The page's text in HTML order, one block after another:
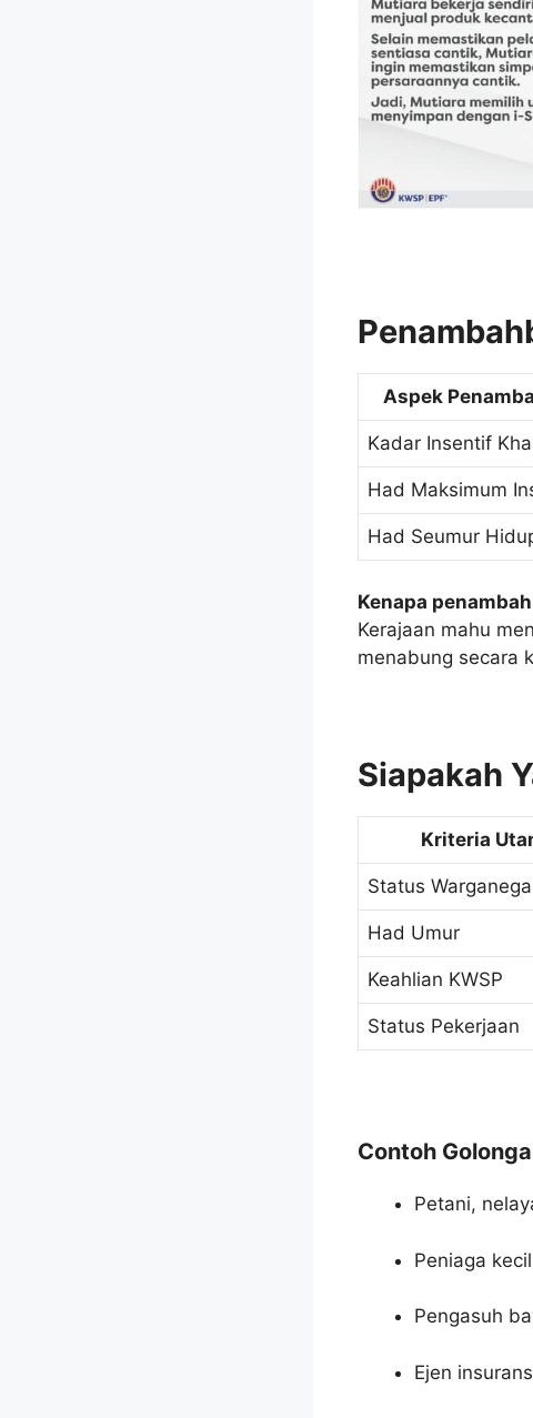
Aspek
Kadar Insentif
Had Maksimum
Had Seumur
Kenapa
Kerajaan mahu
menabung secara
Siapakah
Kriteria
Status
Had Umur
Keahlian KWSP
Status Pekerjaan
Contoh
Petani,
Peniaga
Pengasuh
Ejen